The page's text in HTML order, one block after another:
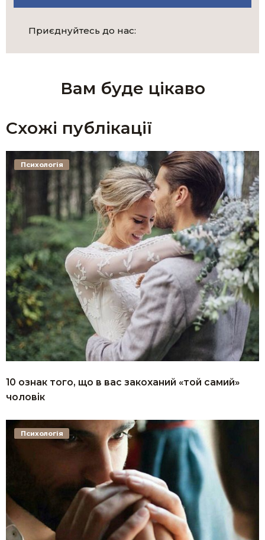
Приєднуйтесь до нас:
Вам буде цікаво
Схожі публікації
10 ознак того, що в вас закоханий «той самий»
чоловік
Психологія
Психологія